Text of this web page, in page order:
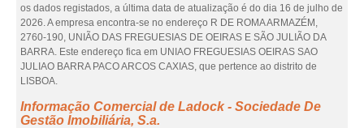
os dados registados, a última data de atualização é do dia 16 de julho de
2026. A empresa encontra-se no endereço R DE ROMA ARMAZÉM,
2760-190, UNIÃO DAS FREGUESIAS DE OEIRAS E SÃO JULIÃO DA
BARRA. Este endereço fica em UNIAO FREGUESIAS OEIRAS SAO
JULIAO BARRA PACO ARCOS CAXIAS, que pertence ao distrito de
LISBOA.
Informação Comercial de Ladock - Sociedade De
Gestão Imobiliária, S.a.